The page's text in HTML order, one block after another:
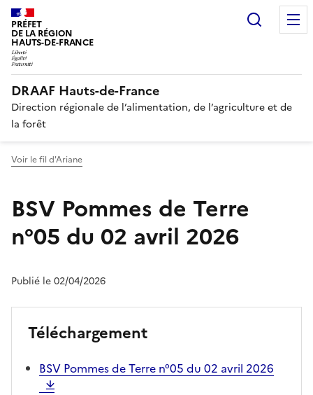
PRÉFET
DE LA RÉGION
HAUTS-DE-FRANCE
DRAAF Hauts-de-France
Direction régionale de l’alimentation, de l’agriculture et de
la forêt
Voir le fil d'Ariane
BSV Pommes de Terre
n°05 du 02 avril 2026
Publié le 02/04/2026
Téléchargement
BSV Pommes de Terre n°05 du 02 avril 2026